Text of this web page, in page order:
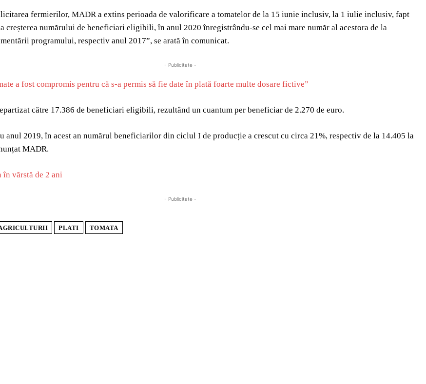
fermierilor, MADR a extins perioada de valorificare a tomatelor de la 15 iunie inclusiv, la 1 iulie inclusiv, fapt
creșterea numărului de beneficiari eligibili, în anul 2020 înregistrându-se cel mai mare număr al acestora de la
programului, respectiv anul 2017”, se arată în comunicat.
- Publicitate -
a fost compromis pentru că s-a permis să fie date în plată foarte multe dosare fictive”
către 17.386 de beneficiari eligibili, rezultând un cuantum per beneficiar de 2.270 de euro.
anul 2019, în acest an numărul beneficiarilor din ciclul I de producție a crescut cu circa 21%, respectiv de la 14.405 la
MADR.
vărstă de 2 ani
- Publicitate -
PLATI TOMATA